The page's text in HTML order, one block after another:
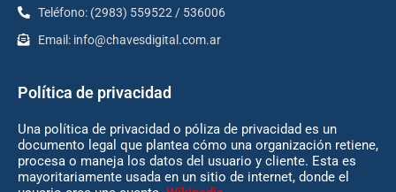
Teléfono: (2983) 559522 / 536006
Email: info@chavesdigital.com.ar
Política de privacidad
Una política de privacidad o póliza de privacidad es un
documento legal que plantea cómo una organización retiene,
procesa o maneja los datos del usuario y cliente. Esta es
mayoritariamente usada en un sitio de internet, donde el